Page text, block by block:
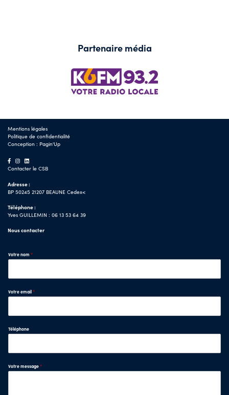
Partenaire média
Mentions légales
Politique de confidentialité
Conception : Pagin'Up
Contacter le CSB
Adresse :
BP 50245 21207 BEAUNE Cedex<
Téléphone :
Yves GUILLEMIN : 06 13 53 64 39
Nous contacter
Votre nom *
Votre email*
Téléphone
Votre message*